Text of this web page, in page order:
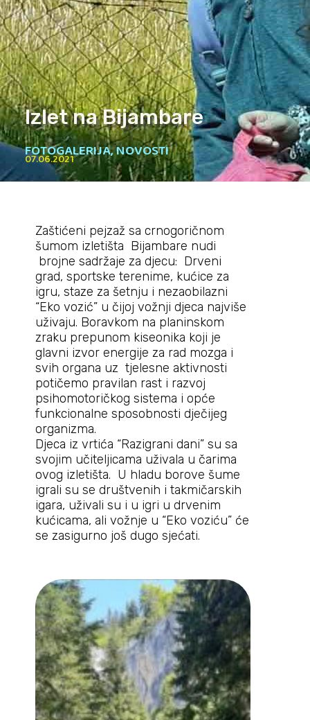
Izlet na Bijambare
FOTOGALERIJA,NOVOSTI
07.06.2021
Zaštićeni pejzaž sa crnogoričnom
šumom izletišta Bijambare nudi
brojne sadržaje za djecu: Drveni
grad, sportske terenime, kućice za
igru, staze za šetnju i nezaobilazni
“Eko vozić” u čijoj vožnji djeca najviše
uživaju. Boravkom na planinskom
zraku prepunom kiseonika koji je
glavni izvor energije za rad mozga i
svih organa uz tjelesne aktivnosti
potičemo pravilan rast i razvoj
psihomotoričkog sistema i opće
funkcionalne sposobnosti dječijeg
organizma.
Djeca iz vrtića “Razigrani dani” su sa
svojim učiteljicama uživala u čarima
ovog izletišta. U hladu borove šume
igrali su se društvenih i takmičarskih
igara, uživali su i u igri u drvenim
kućicama, ali vožnje u “Eko voziću” će
se zasigurno još dugo sjećati.